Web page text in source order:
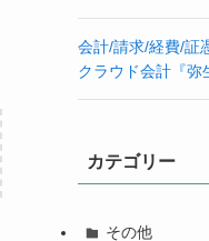
会計/請求/経費/証
クラウド会計『弥
カテゴリー
その他